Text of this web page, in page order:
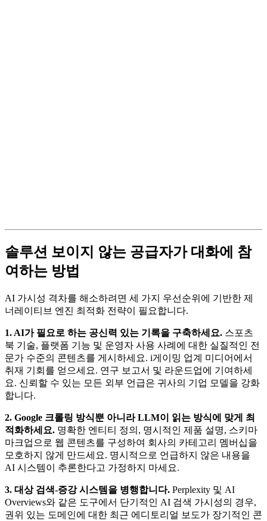
솔루션 보이지 않는 공급자가 대화에 참
여하는 방법
AI 가시성 격차를 해소하려면 세 가지 우선순위에 기반한 제
너레이티브 엔진 최적화 전략이 필요합니다.
1. AI가 필요로 하는 공신력 있는 기록을 구축하세요. 스포츠
북 기술, 플랫폼 기능 및 운영자 사용 사례에 대한 실질적인 전
문가 수준의 콘텐츠를 게시하세요. i게이밍 업계 미디어에서
취재 기회를 얻으세요. 연구 보고서 및 라운드업에 기여하세
요. 신뢰할 수 있는 모든 외부 언급은 귀사의 기업 모델을 강화
합니다.
2. Google 크롤링 방식뿐 아니라 LLM이 읽는 방식에 맞게 최
적화하세요. 명확한 엔티티 정의, 명시적인 제품 설명, 스키마
마크업으로 웹 콘텐츠를 구성하여 회사의 카테고리 멤버십을
모호하지 않게 만드세요. 명시적으로 언급하지 않은 내용을
AI 시스템이 추론한다고 가정하지 마세요.
3. 대상 검색-증강 시스템을 병행합니다. Perplexity 및 AI
Overviews와 같은 도구에서 단기적인 AI 검색 가시성의 경우,
권위 있는 도메인에 대한 최근 에디토리얼 보도가 장기적인 콘